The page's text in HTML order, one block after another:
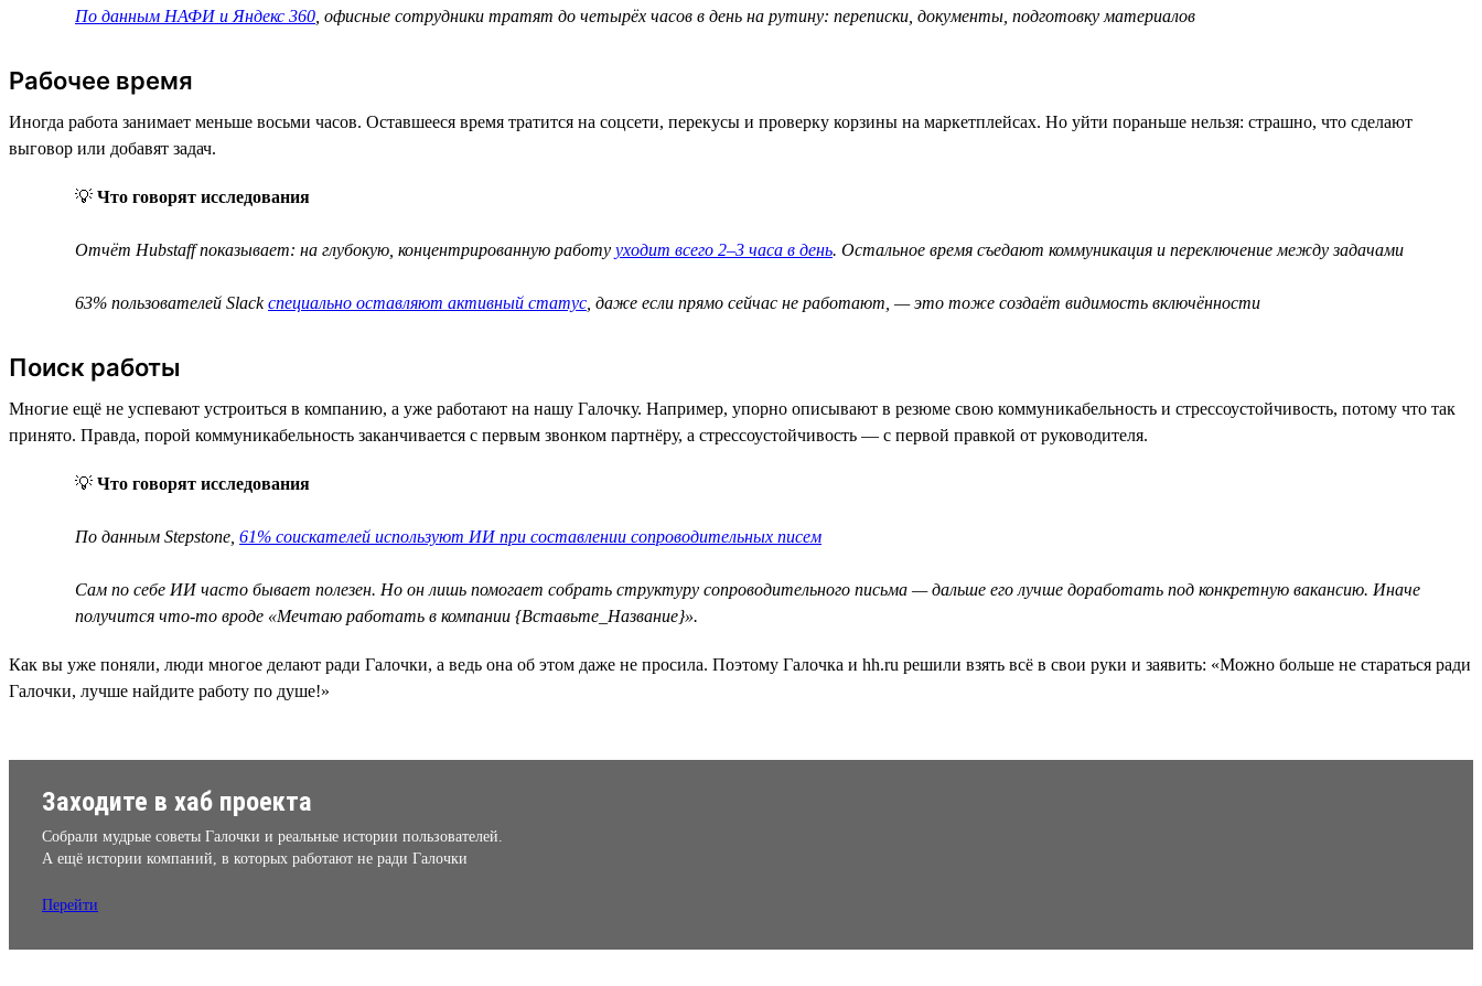
По данным НАФИ и Яндекс 360 , офисные сотрудники тратят до четырёх часов в день на рутину: переписки, документы, подготовку материалов
Рабочее время
Иногда работа занимает меньше восьми часов. Оставшееся время тратится на соцсети, перекусы и проверку корзины на маркетплейсах. Но уйти пораньше нельзя: страшно, что сделают
выговор или добавят задач.
💡 Что говорят исследования
Отчёт Hubstaff показывает: на глубокую, концентрированную работу уходит всего 2–3 часа в день. Остальное время съедают коммуникация и переключение между задачами
63% пользователей Slackспециально оставляют активный статус , даже если прямо сейчас не работают, — это тоже создаёт видимость включённости
Поиск работы
Многие ещё не успевают устроиться в компанию, а уже работают на нашу Галочку. Например, упорно описывают в резюме свою коммуникабельность и стрессоустойчивость, потому что так
принято. Правда, порой коммуникабельность заканчивается с первым звонком партнёру, а стрессоустойчивость — с первой правкой от руководителя.
💡 Что говорят исследования
По данным Stepstone, 61% соискателей используют ИИ при составлении сопроводительных писем
Сам по себе ИИ часто бывает полезен. Но он лишь помогает собрать структуру сопроводительного письма — дальше его лучше доработать под конкретную вакансию. Иначе
получится что-то вроде «Мечтаю работать в компании {Вставьте_Название}».
Как вы уже поняли, люди многое делают ради Галочки, а ведь она об этом даже не просила. Поэтому Галочка и hh.ru решили взять всё в свои руки и заявить: «Можно больше не стараться ради
Галочки, лучше найдите работу по душе!»
Заходите в хаб проекта
Собрали мудрые советы Галочки и реальные истории пользователей.
А ещё истории компаний, в которых работают не ради Галочки
Перейти